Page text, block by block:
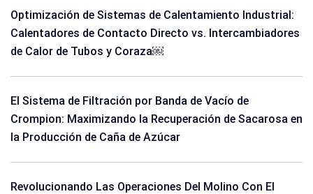
Optimización de Sistemas de Calentamiento Industrial:
Calentadores de Contacto Directo vs. Intercambiadores
de Calor de Tubos y Coraza￼
El Sistema de Filtración por Banda de Vacío de
Crompion: Maximizando la Recuperación de Sacarosa en
la Producción de Caña de Azúcar
Revolucionando Las Operaciones Del Molino Con El